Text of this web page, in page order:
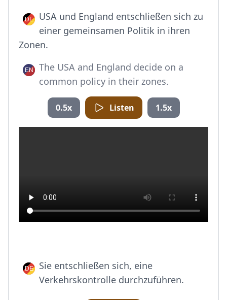
USA und England entschließen sich zu
einer gemeinsamen Politik in ihren
Zonen.
The USA and England decide on a
common policy in their zones.
0.5x Listen 1.5x
Sie entschließen sich, eine
Verkehrskontrolle durchzuführen.